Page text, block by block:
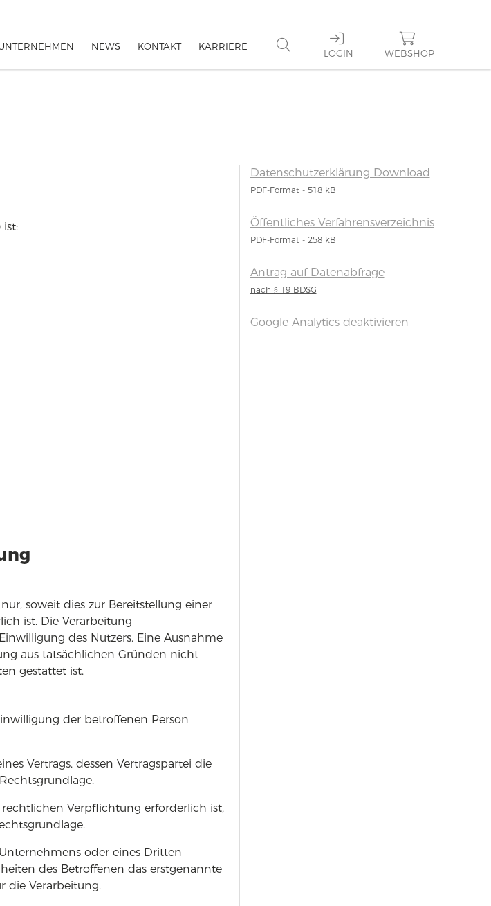
NEWS KONTAKT KARRIERE
LOGIN WEBSHOP
ist:
soweit dies zur Bereitstellung einer
ist. Die Verarbeitung
des Nutzers. Eine Ausnahme
aus tatsächlichen Gründen nicht
gestattet ist.
der betroffenen Person
Vertrags, dessen Vertragspartei die
Verpflichtung erforderlich ist,
oder eines Dritten
des Betroffenen das erstgenannte
die Verarbeitung.
Datenschutzerklärung Download
PDF-Format - 518 kB
Öffentliches Verfahrensverzeichnis
PDF-Format - 258 kB
Antrag auf Datenabfrage
nach § 19 BDSG
Google Analytics deaktivieren